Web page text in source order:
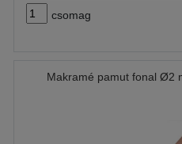
csomag
Makramé pamut fonal Ø2